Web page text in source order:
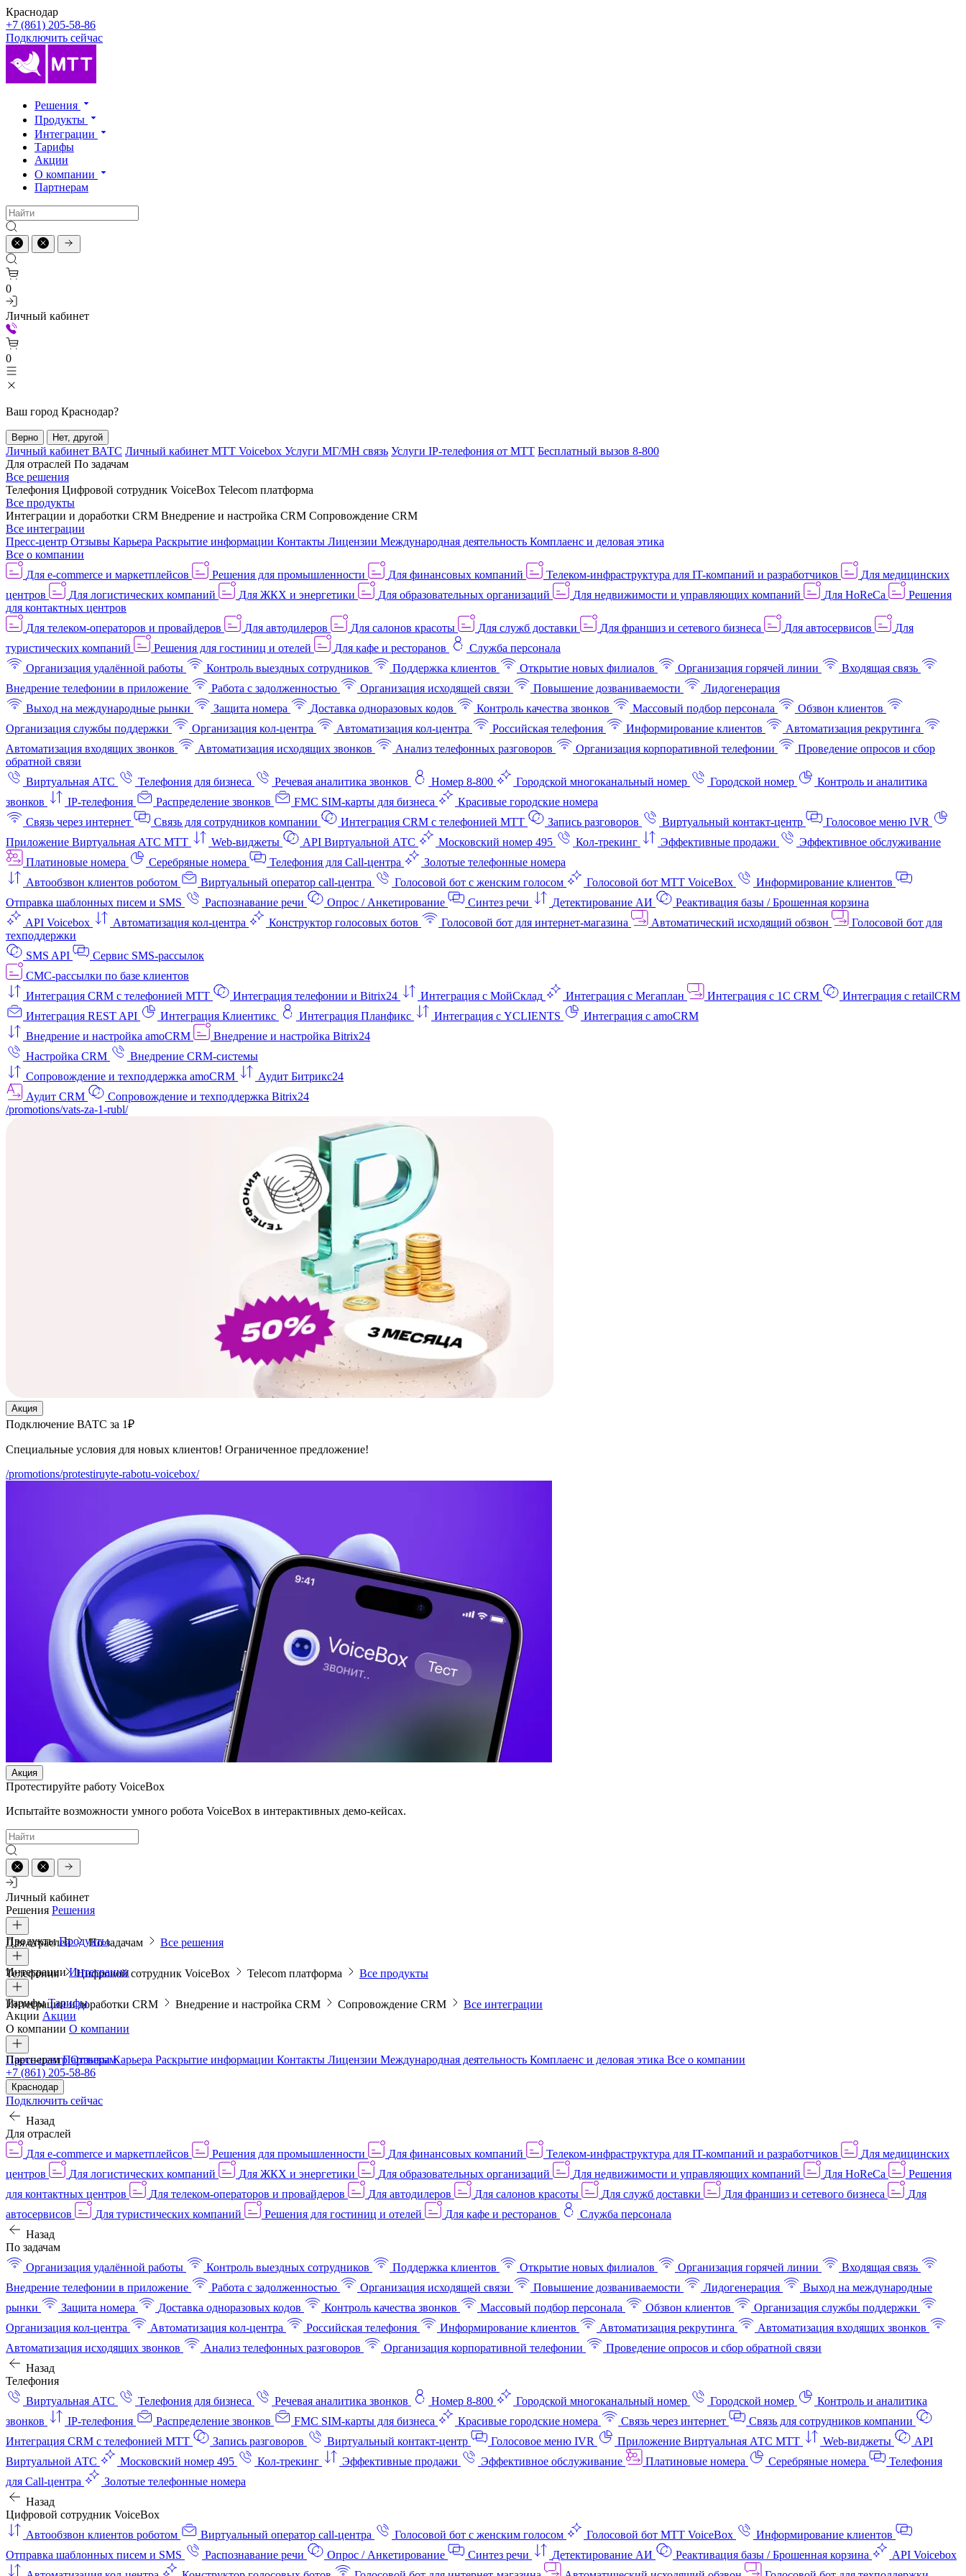
Краснодар
+7 (861) 205-58-86
Подключить сейчас
Решения
Продукты
Интеграции
Тарифы
Акции
О компании
Партнерам
0
Личный кабинет
0
Ваш город Краснодар?
Верно Нет, другой
Личный кабинет ВАТС Личный кабинет МТТ Voicebox Услуги МГ/МН связь Услуги IP-телефония от МТТ Бесплатный вызов 8-800
Для отраслей По задачам
Все решения
Телефония Цифровой сотрудник VoiceBox Telecom платформа
Все продукты
Интеграции и доработки CRM Внедрение и настройка CRM Сопровождение CRM
Все интеграции
Пресс-центр Отзывы Карьера Раскрытие информации Контакты Лицензии Международная деятельность Комплаенс и деловая этика
Все о компании
Для e-commerce и маркетплейсов
Решения для промышленности Для финансовых компаний Телеком-инфраструктура для IT-компаний и разработчиков
Для медицинских
центров
Для логистических компаний Для ЖКХ и энергетики Для образовательных организаций Для недвижимости и управляющих компаний Для HoReCa
Решения
для контактных центров
Для телеком-операторов и провайдеров
Для автодилеров Для салонов красоты Для служб доставки Для франшиз и сетевого бизнеса Для автосервисов
Для
туристических компаний
Решения для гостиниц и отелей Для кафе и ресторанов
Служба персонала
Организация удалённой работы
Контроль выездных сотрудников Поддержка клиентов Открытие новых филиалов Организация горячей линии
Входящая связь
Внедрение телефонии в приложение
Работа с задолженностью Организация исходящей связи Повышение дозваниваемости
Лидогенерация
Выход на международные рынки
Защита номера Доставка одноразовых кодов Контроль качества звонков Массовый подбор персонала
Обзвон клиентов
Организация службы поддержки
Организация кол-центра Автоматизация кол-центра Российская телефония Информирование клиентов
Автоматизация рекрутинга
Автоматизация входящих звонков
Автоматизация исходящих звонков Анализ телефонных разговоров Организация корпоративной телефонии
Проведение опросов и сбор
обратной связи
Виртуальная АТС
Телефония для бизнеса Речевая аналитика звонков Номер 8-800 Городской многоканальный номер Городской номер
Контроль и аналитика
звонков
IP-телефония Распределение звонков FMC SIM-карты для бизнеса
Красивые городские номера
Связь через интернет
Связь для сотрудников компании Интеграция CRM с телефонией МТТ Запись разговоров Виртуальный контакт‑центр
Голосовое меню IVR
Приложение Виртуальная АТС МТТ
Web-виджеты API Виртуальной АТС Московский номер 495 Кол-трекинг Эффективные продажи
Эффективное обслуживание
Платиновые номера
Серебряные номера Телефония для Call-центра
Золотые телефонные номера
Автообзвон клиентов роботом
Виртуальный оператор call-центра Голосовой бот с женским голосом Голосовой бот МТТ VoiceBox
Информирование клиентов
Отправка шаблонных писем и SMS
Распознавание речи Опрос / Анкетирование Синтез речи Детектирование АИ
Реактивация базы / Брошенная корзина
API Voicebox
Автоматизация кол‑центра Конструктор голосовых ботов Голосовой бот для интернет‑магазина Автоматический исходящий обзвон
Голосовой бот для
техподдержки
SMS API
Сервис SMS-рассылок
СМС-рассылки по базе клиентов
Интеграция CRM с телефонией МТТ
Интеграция телефонии и Bitrix24 Интеграция с МойСклад Интеграция с Мегаплан Интеграция с 1C CRM
Интеграция с retailCRM
Интеграция REST API
Интеграция Клиентикс Интеграция Планфикс Интеграция с YCLIENTS
Интеграция с amoCRM
Внедрение и настройка amoCRM
Внедрение и настройка Bitrix24
Настройка CRM
Внедрение CRM-системы
Сопровождение и техподдержка amoCRM
Аудит Битрикс24
Аудит CRM
Сопровождение и техподдержка Bitrix24
/promotions/vats-za-1-rubl/
Акция
Подключение ВАТС за 1₽
Специальные условия для новых клиентов! Ограниченное предложение!
/promotions/protestiruyte-rabotu-voicebox/
Акция
Протестируйте работу VoiceBox
Испытайте возможности умного робота VoiceBox в интерактивных демо-кейсах.
Личный кабинет
Решения Решения
Для отраслей По задачам Все решения
ПродуктыПродукты
Телефония Цифровой сотрудник VoiceBox Telecom платформа Все продукты
ИнтеграцииИнтеграции
Интеграции и доработки CRM Внедрение и настройка CRM Сопровождение CRM Все интеграции
ТарифыТарифы
Акции Акции
О компании О компании
Пресс-центрОтзывыКарьера Раскрытие информации Контакты Лицензии Международная деятельность Комплаенс и деловая этика Все о компании
ПартнерамПартнерам
+7 (861) 205-58-86
Краснодар
Подключить сейчас
Назад
Для отраслей
Для e-commerce и маркетплейсов
Решения для промышленности Для финансовых компаний Телеком-инфраструктура для IT-компаний и разработчиков
Для медицинских
центров
Для логистических компаний Для ЖКХ и энергетики Для образовательных организаций Для недвижимости и управляющих компаний Для HoReCa
Решения
для контактных центров
Для телеком-операторов и провайдеров Для автодилеров Для салонов красоты Для служб доставки Для франшиз и сетевого бизнеса
Для
автосервисов
Для туристических компаний Решения для гостиниц и отелей Для кафе и ресторанов
Служба персонала
Назад
По задачам
Организация удалённой работы
Контроль выездных сотрудников Поддержка клиентов Открытие новых филиалов Организация горячей линии
Входящая связь
Внедрение телефонии в приложение
Работа с задолженностью Организация исходящей связи Повышение дозваниваемости Лидогенерация
Выход на международные
рынки
Защита номера Доставка одноразовых кодов Контроль качества звонков Массовый подбор персонала Обзвон клиентов
Организация службы поддержки
Организация кол-центра
Автоматизация кол-центра Российская телефония Информирование клиентов Автоматизация рекрутинга
Автоматизация входящих звонков
Автоматизация исходящих звонков
Анализ телефонных разговоров Организация корпоративной телефонии
Проведение опросов и сбор обратной связи
Назад
Телефония
Виртуальная АТС
Телефония для бизнеса Речевая аналитика звонков Номер 8-800 Городской многоканальный номер Городской номер
Контроль и аналитика
звонков
IP-телефония Распределение звонков FMC SIM-карты для бизнеса Красивые городские номера Связь через интернет
Связь для сотрудников компании
Интеграция CRM с телефонией МТТ
Запись разговоров Виртуальный контакт‑центр Голосовое меню IVR Приложение Виртуальная АТС МТТ Web-виджеты
API
Виртуальной АТС
Московский номер 495 Кол-трекинг Эффективные продажи Эффективное обслуживание Платиновые номера Серебряные номера
Телефония
для Call-центра
Золотые телефонные номера
Назад
Цифровой сотрудник VoiceBox
Автообзвон клиентов роботом
Виртуальный оператор call-центра Голосовой бот с женским голосом Голосовой бот МТТ VoiceBox
Информирование клиентов
Отправка шаблонных писем и SMS
Распознавание речи Опрос / Анкетирование Синтез речи Детектирование АИ Реактивация базы / Брошенная корзина
API Voicebox